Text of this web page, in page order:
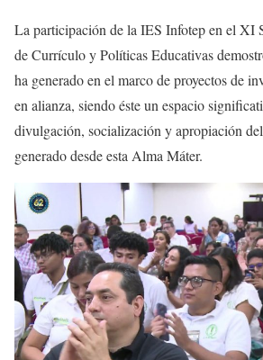
La participación de la IES Infotep en el XI
de Currículo y Políticas Educativas
ha generado en el marco de proyectos de
en alianza, siendo éste un espacio
divulgación, socialización y apropiación
generado desde esta Alma Máter.